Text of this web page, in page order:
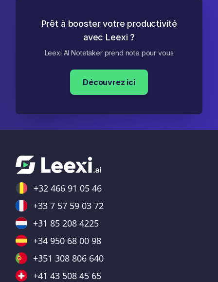
Prêt à booster votre productivité
avec Leexi ?
Leexi AI Notetaker prend note pour vous
Découvrez ici
+32 466 91 05 46
+33 7 57 59 03 72
+31 85 208 4225
+34 950 68 00 98
+351 308 806 640
+41 43 508 45 65